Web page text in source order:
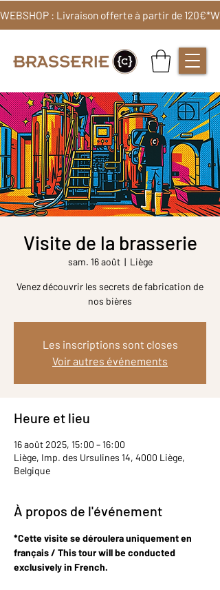
WEBSHOP : Livraison offerte à partir de 120€*
Visite de la brasserie
sam. 16 août
  |
Liège
Venez découvrir les secrets de fabrication de
nos bières
Les inscriptions sont closes
Voir autres événements
Heure et lieu
16 août 2025, 15:00 – 16:00
Liège, Imp. des Ursulines 14, 4000 Liège,
Belgique
À propos de l'événement
*Cette visite se déroulera uniquement en
français / This tour will be conducted
exclusively in French.